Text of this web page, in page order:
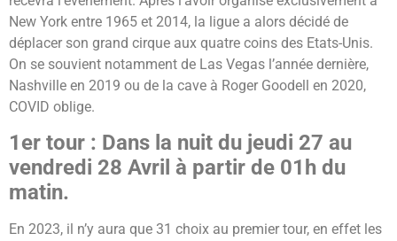
New York entre 1965 et 2014, la ligue a alors décidé de
déplacer son grand cirque aux quatre coins des Etats-Unis.
On se souvient notamment de Las Vegas l’année dernière,
Nashville en 2019 ou de la cave à Roger Goodell en 2020,
COVID oblige.
1er tour : Dans la nuit du jeudi 27 au
vendredi 28 Avril à partir de 01h du
matin.
En 2023, il n’y aura que 31 choix au premier tour, en effet les